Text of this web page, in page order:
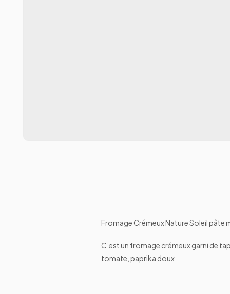
Fromage Crémeux Nature Soleil pâte
C’est un fromage crémeux garni de
tomate, paprika doux